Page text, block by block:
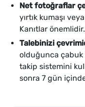
Net fotoğraflar
yırtık kumaşı
Kanıtlar önemlidir.
Talebinizi
olduğunca
takip sistemini
sonra 7 gün